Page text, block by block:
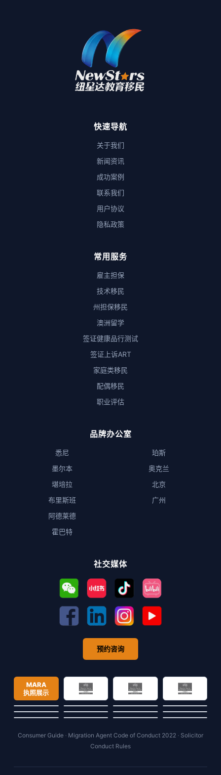
快速导航
关于我们
新闻资讯
成功案例
联系我们
用户协议
隐私政策
常用服务
雇主担保
技术移民
州担保移民
澳洲留学
签证健康品行测试
签证上诉ART
家庭类移民
配偶移民
职业评估
品牌办公室
悉尼
墨尔本
堪培拉
布里斯班
阿德莱德
霍巴特
珀斯
奥克兰
北京
广州
社交媒体
预约咨询
MARA
执照展示
Consumer Guide · Migration Agent Code of Conduct 2022 · Solicitor
Conduct Rules